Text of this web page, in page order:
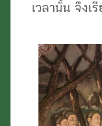
เวลานั้น จึงเ